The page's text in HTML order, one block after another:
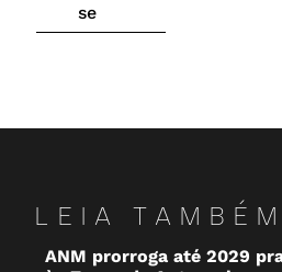
se
LEIA TAMBÉM
ANM prorroga até 2029